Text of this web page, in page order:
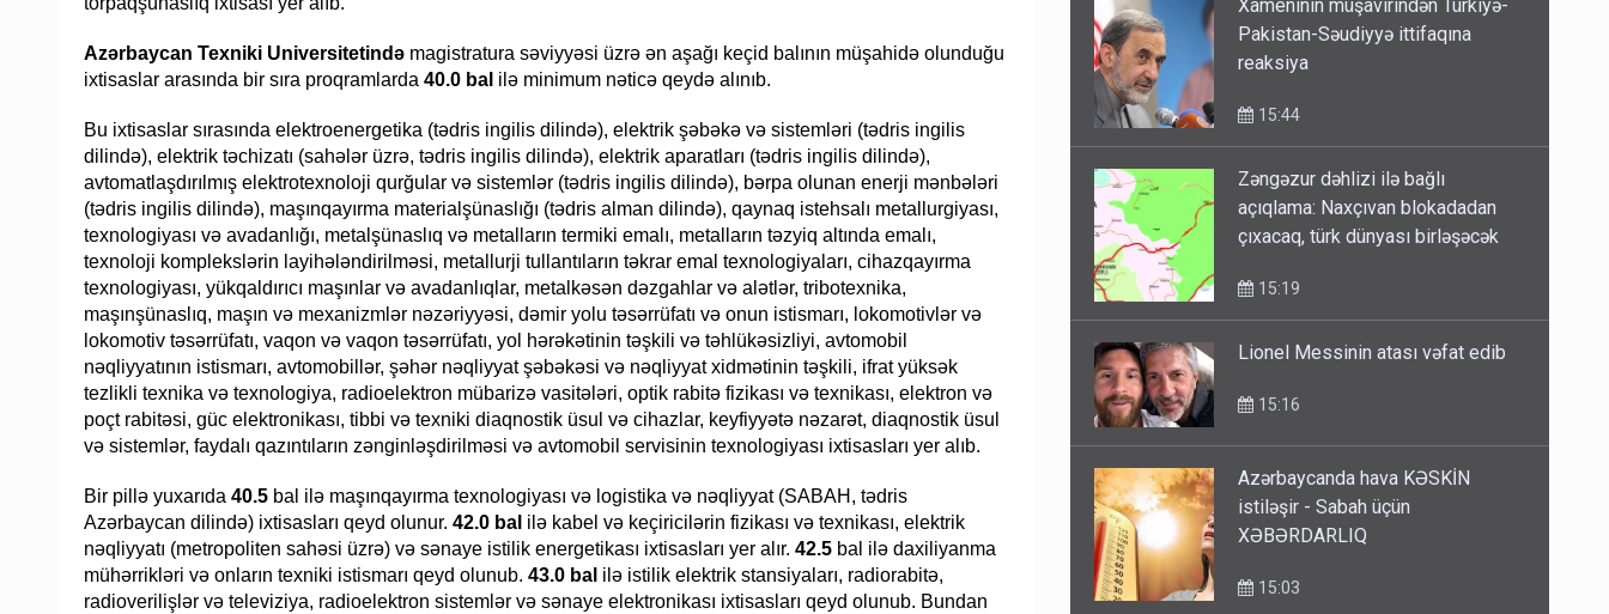
Azərbaycan Texniki Universitetində magistratura səviyyəsi üzrə ən aşağı keçid balının müşahidə olunduğu
ixtisaslar arasında bir sıra proqramlarda 40.0 bal ilə minimum nəticə qeydə alınıb.
Bu ixtisaslar sırasında elektroenergetika (tədris ingilis dilində), elektrik şəbəkə və sistemləri (tədris ingilis
dilində), elektrik təchizatı (sahələr üzrə, tədris ingilis dilində), elektrik aparatları (tədris ingilis dilində),
avtomatlaşdırılmış elektrotexnoloji qurğular və sistemlər (tədris ingilis dilində), bərpa olunan enerji mənbələri
(tədris ingilis dilində), maşınqayırma materialşünaslığı (tədris alman dilində), qaynaq istehsalı metallurgiyası,
texnologiyası və avadanlığı, metalşünaslıq və metalların termiki emalı, metalların təzyiq altında emalı,
texnoloji komplekslərin layihələndirilməsi, metallurji tullantıların təkrar emal texnologiyaları, cihazqayırma
texnologiyası, yükqaldırıcı maşınlar və avadanlıqlar, metalkəsən dəzgahlar və alətlər, tribotexnika,
maşınşünaslıq, maşın və mexanizmlər nəzəriyyəsi, dəmir yolu təsərrüfatı və onun istismarı, lokomotivlər və
lokomotiv təsərrüfatı, vaqon və vaqon təsərrüfatı, yol hərəkətinin təşkili və təhlükəsizliyi, avtomobil
nəqliyyatının istismarı, avtomobillər, şəhər nəqliyyat şəbəkəsi və nəqliyyat xidmətinin təşkili, ifrat yüksək
tezlikli texnika və texnologiya, radioelektron mübarizə vasitələri, optik rabitə fizikası və texnikası, elektron və
poçt rabitəsi, güc elektronikası, tibbi və texniki diaqnostik üsul və cihazlar, keyfiyyətə nəzarət, diaqnostik üsul
və sistemlər, faydalı qazıntıların zənginləşdirilməsi və avtomobil servisinin texnologiyası ixtisasları yer alıb.
Bir pillə yuxarıda 40.5 bal ilə maşınqayırma texnologiyası və logistika və nəqliyyat (SABAH, tədris
Azərbaycan dilində) ixtisasları qeyd olunur. 42.0 bal ilə kabel və keçiricilərin fizikası və texnikası, elektrik
nəqliyyatı (metropoliten sahəsi üzrə) və sənaye istilik energetikası ixtisasları yer alır. 42.5 bal ilə daxiliyanma
mühərrikləri və onların texniki istismarı qeyd olunub. 43.0 bal ilə istilik elektrik stansiyaları, radiorabitə,
radioverilişlər və televiziya, radioelektron sistemlər və sənaye elektronikası ixtisasları qeyd olunub. Bundan
Xameninin müşavirindən Türkiyə-
Pakistan-Səudiyyə ittifaqına
reaksiya
15:44
Zəngəzur dəhlizi ilə bağlı
açıqlama: Naxçıvan blokadadan
çıxacaq, türk dünyası birləşəcək
15:19
Lionel Messinin atası vəfat edib
15:16
Azərbaycanda hava KƏSKİN
istiləşir - Sabah üçün
XƏBƏRDARLIQ
15:03